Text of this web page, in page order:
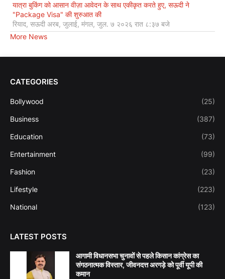
यात्रा बुकिंग को आसान वीज़ा आवेदन के साथ एकीकृत करते हुए, सऊदी ने
"Package Visa" की शुरुआत की
रियाद, सऊदी अरब, जुलाई, मंगल, जुल. ७ २०२६ रात ८:३७ बजे
More News
CATEGORIES
Bollywood (25)
Business (387)
Education (73)
Entertainment (99)
Fashion (23)
Lifestyle (223)
National (123)
LATEST POSTS
आगामी विधानसभा चुनावों से पहले किसान कांग्रेस का
संगठनात्मक विस्तार, जीवनदत्त अरगड़े को पूर्वी यूपी की
कमान